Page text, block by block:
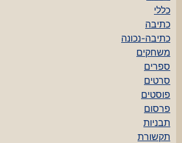
כללי
כתיבה
כתיבה-נכונה
משחקים
ספרים
סרטים
פוסטים
פרסום
תבניות
תקשורת